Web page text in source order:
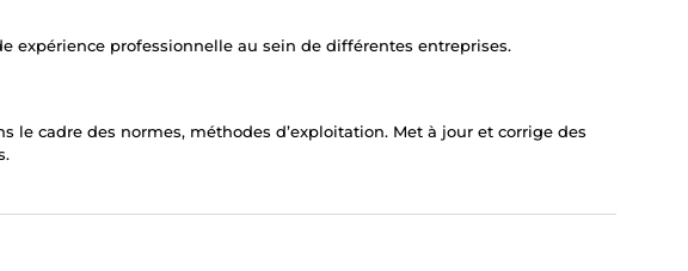
expérience professionnelle au sein de différentes entreprises.
cadre des normes, méthodes d’exploitation. Met à jour et corrige des